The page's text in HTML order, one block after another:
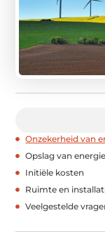
Onzekerheid van
Opslag van energie
Initiële kosten
Ruimte en
Veelgestelde